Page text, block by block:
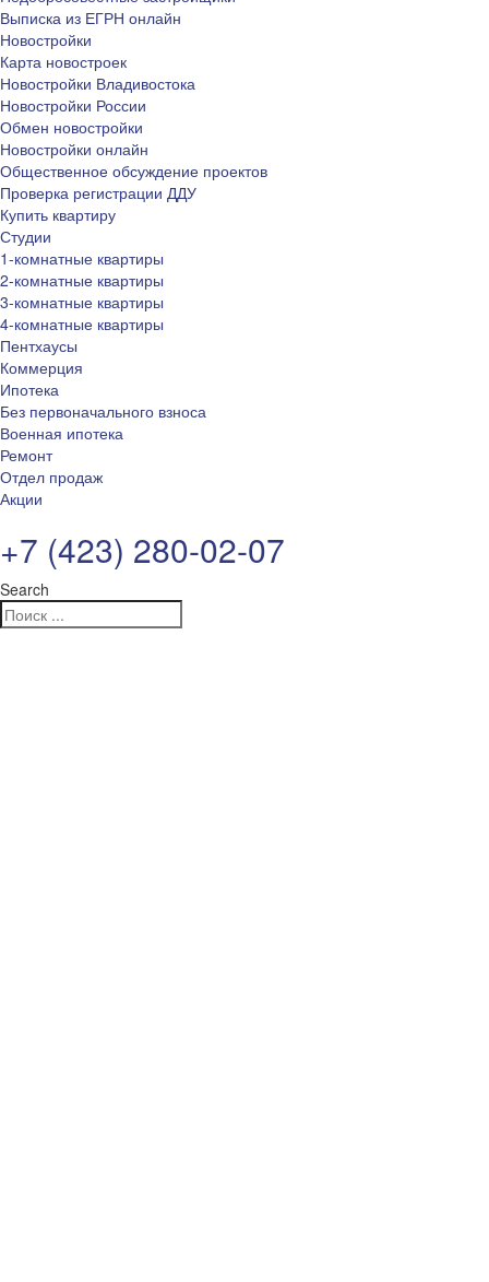
Выписка из ЕГРН онлайн
Новостройки
Карта новостроек
Новостройки Владивостока
Новостройки России
Обмен новостройки
Новостройки онлайн
Общественное обсуждение проектов
Проверка регистрации ДДУ
Купить квартиру
Студии
1-комнатные квартиры
2-комнатные квартиры
3-комнатные квартиры
4-комнатные квартиры
Пентхаусы
Коммерция
Ипотека
Без первоначального взноса
Военная ипотека
Ремонт
Отдел продаж
Акции
+7 (423) 280-02-07
Search